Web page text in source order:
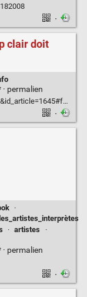
·
clair doit
permalien
·
·
· artistes
·
permalien
·